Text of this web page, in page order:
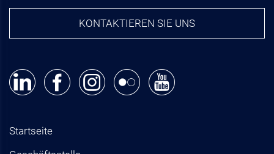
KONTAKTIEREN SIE UNS
Startseite